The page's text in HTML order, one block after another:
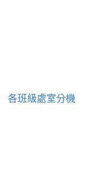
各班級處室分機